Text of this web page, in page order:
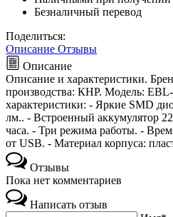
Безналичный перевод
Поделиться:
Описание Отзывы
Описание
Описание и характеристики.
производства: КНР. Модель:
характеристики: - Яркие SMD
лм.. - Встроенный аккумулятор
часа. - Три режима работы. -
от USB. - Материал корпуса:
Отзывы
Пока нет комментариев
Написать отзыв